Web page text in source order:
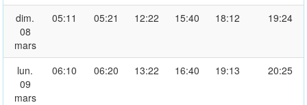
dim.
08
mars
05:11 05:21 12:22 15:40 18:12 19:24
lun.
09
mars
06:10 06:20 13:22 16:40 19:13 20:25